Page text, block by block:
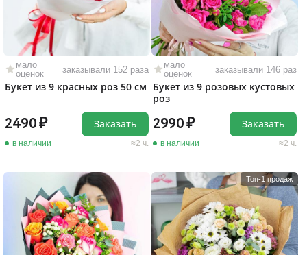
мало
оценок
заказывали 152 раза
Букет из 9 красных роз 50 см
2490
в наличии 2 ч.
Заказать
мало
оценок
заказывали 146 раз
Букет из 9 розовых кустовых
роз
2990
в наличии 2 ч.
Заказать
Топ-1 продаж